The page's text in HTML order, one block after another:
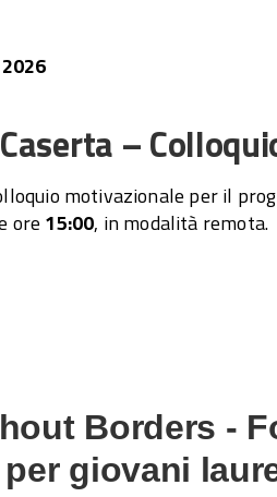
–
motivazionale per il
ore 15:00, in modalità remota.
Borders -
giovani